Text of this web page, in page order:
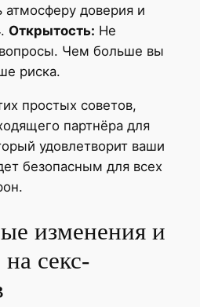
атмосферу доверия и
Открытость: Не
вопросы. Чем больше вы
риска.
простых советов,
партнёра для
удовлетворит ваши
безопасным для всех
изменения и
секс-